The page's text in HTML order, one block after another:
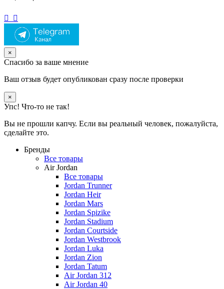
×
Спасибо за ваше мнение
Ваш отзыв будет опубликован сразу после проверки
×
Упс! Что-то не так!
Вы не прошли капчу. Если вы реальный человек, пожалуйста,
сделайте это.
Бренды
Все товары
Air Jordan
Все товары
Jordan Trunner
Jordan Heir
Jordan Mars
Jordan Spizike
Jordan Stadium
Jordan Courtside
Jordan Westbrook
Jordan Luka
Jordan Zion
Jordan Tatum
Air Jordan 312
Air Jordan 40